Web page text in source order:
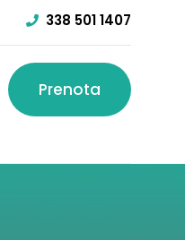
338 501 1407
Prenota